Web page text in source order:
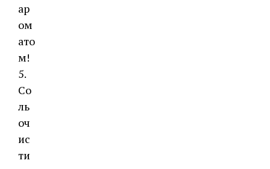
ар
ом
ато
м!
5.
Со
ль
оч
ис
ти